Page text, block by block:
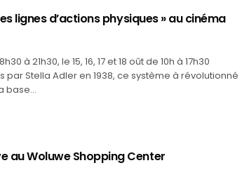
lignes d’actions physiques » au cinéma
à 21h30, le 15, 16, 17 et 18 oût de 10h à 17h30
par Stella Adler en 1938, ce système à révolutionné
base…
au Woluwe Shopping Center